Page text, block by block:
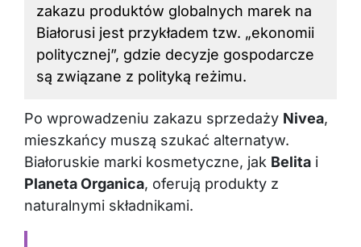
zakazu produktów globalnych marek na
Białorusi jest przykładem tzw. „ekonomii
politycznej”, gdzie decyzje gospodarcze
są związane z polityką reżimu.
Po wprowadzeniu zakazu sprzedaży Nivea,
mieszkańcy muszą szukać alternatyw.
Białoruskie marki kosmetyczne, jak Belita i
Planeta Organica, oferują produkty z
naturalnymi składnikami.